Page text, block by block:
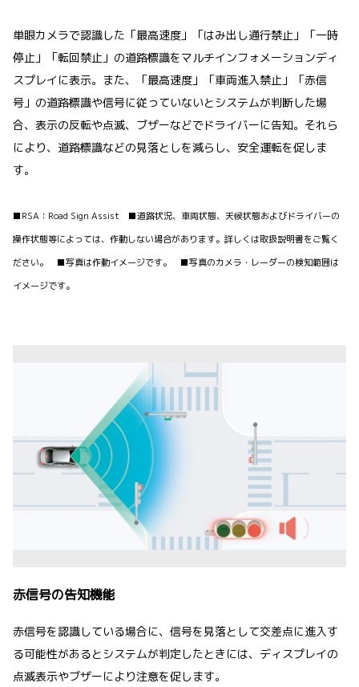
単眼カメラで認識した「最高速度」「はみ出し通行禁止」「一時
停止」「転回禁止」の道路標識をマルチインフォメーションディ
スプレイに表示。また、「最高速度」「車両進入禁止」「赤信
号」の道路標識や信号に従っていないとシステムが判断した場
合、表示の反転や点滅、ブザーなどでドライバーに告知。それら
により、道路標識などの見落としを減らし、安全運転を促しま
す。
■RSA：Road Sign Assist ■道路状況、車両状態、天候状態およびドライバーの
操作状態等によっては、作動しない場合があります。詳しくは取扱説明書をご覧く
ださい。 ■写真は作動イメージです。 ■写真のカメラ・レーダーの検知範囲は
イメージです。
赤信号の告知機能
赤信号を認識している場合に、信号を見落として交差点に進入す
る可能性があるとシステムが判定したときには、ディスプレイの
点滅表示やブザーにより注意を促します。